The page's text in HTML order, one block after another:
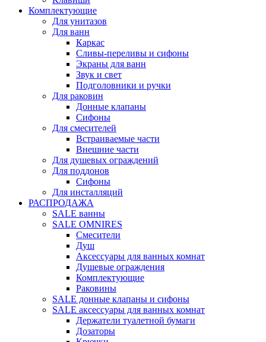
Комплектующие
Для унитазов
Для ванн
Каркас
Сливы-переливы и сифоны
Экраны для ванн
Звук и свет
Подголовники и ручки
Для раковин
Донные клапаны
Сифоны
Для смесителей
Встраиваемые части
Внешние части
Для душевых ограждений
Для поддонов
Сифоны
Для инсталляций
РАСПРОДАЖА
SALE ванны
SALE OMNIRES
Смесители
Душ
Аксессуары для ванных комнат
Душевые ограждения
Комплектующие
Раковины
SALE донные клапаны и сифоны
SALE аксессуары для ванных комнат
Держатели туалетной бумаги
Дозаторы